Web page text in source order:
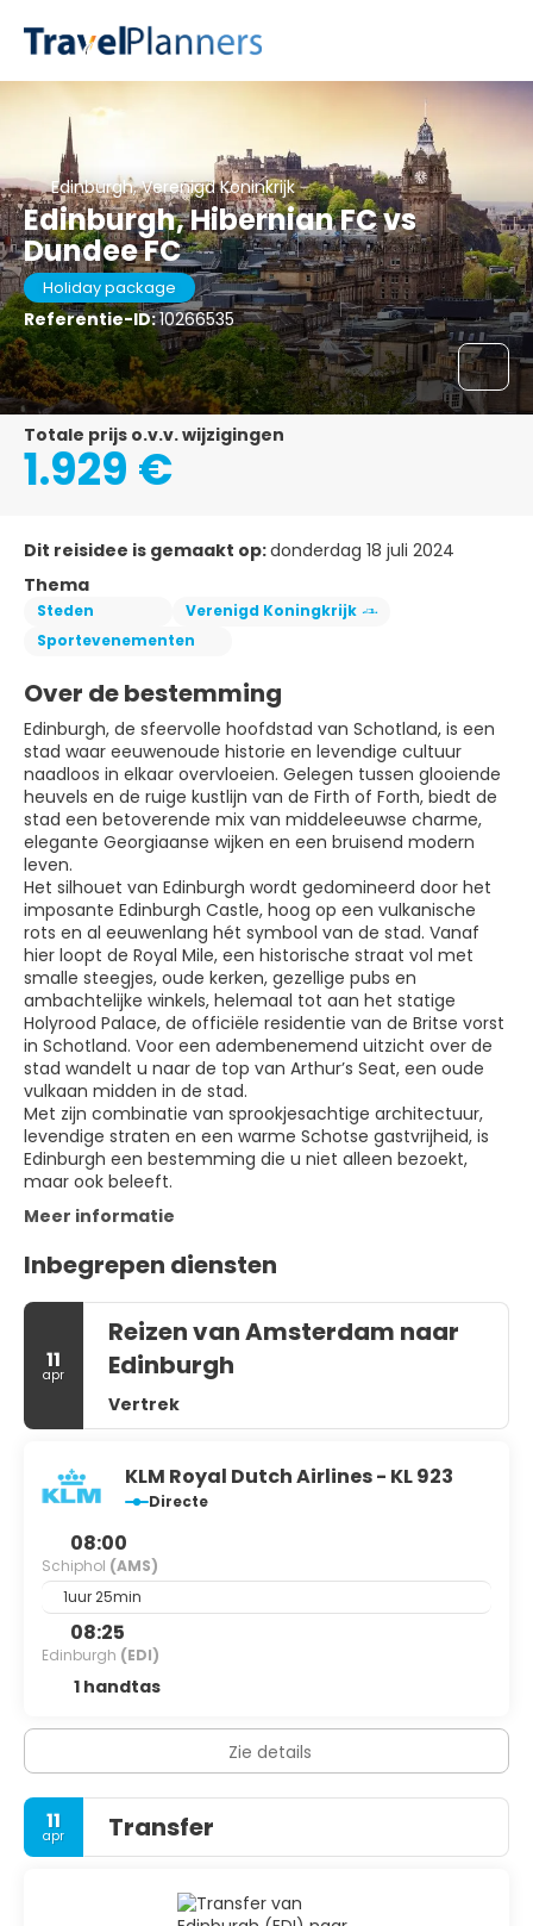
Edinburgh, Verenigd Koninkrijk
Edinburgh, Hibernian FC vs
Dundee FC
Holiday package
Referentie-ID:10266535
Totale prijs o.v.v. wijzigingen
1.929 €
Dit reisidee is gemaakt op:donderdag 18 juli 2024
Thema
Steden
Verenigd Koningkrijk
Sportevenementen
Over de bestemming
Edinburgh, de sfeervolle hoofdstad van Schotland, is een
stad waar eeuwenoude historie en levendige cultuur
naadloos in elkaar overvloeien. Gelegen tussen glooiende
heuvels en de ruige kustlijn van de Firth of Forth, biedt de
stad een betoverende mix van middeleeuwse charme,
elegante Georgiaanse wijken en een bruisend modern
leven.
Het silhouet van Edinburgh wordt gedomineerd door het
imposante Edinburgh Castle, hoog op een vulkanische
rots en al eeuwenlang hét symbool van de stad. Vanaf
hier loopt de Royal Mile, een historische straat vol met
smalle steegjes, oude kerken, gezellige pubs en
ambachtelijke winkels, helemaal tot aan het statige
Holyrood Palace, de officiële residentie van de Britse vorst
in Schotland. Voor een adembenemend uitzicht over de
stad wandelt u naar de top van Arthur’s Seat, een oude
vulkaan midden in de stad.
Met zijn combinatie van sprookjesachtige architectuur,
levendige straten en een warme Schotse gastvrijheid, is
Edinburgh een bestemming die u niet alleen bezoekt,
maar ook beleeft.
Meer informatie
Inbegrepen diensten
11
apr
Reizen van Amsterdam naar
Edinburgh
Vertrek
KLM Royal Dutch Airlines - KL 923
Directe
08:00
Schiphol (AMS)
1uur 25min
08:25
Edinburgh (EDI)
1 handtas
Zie details
11
apr Transfer